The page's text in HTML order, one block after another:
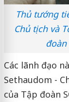
Thủ tướng
Chủ tịch và
đoàn
Các lãnh đạo
Sethaudom -
của Tập đoàn